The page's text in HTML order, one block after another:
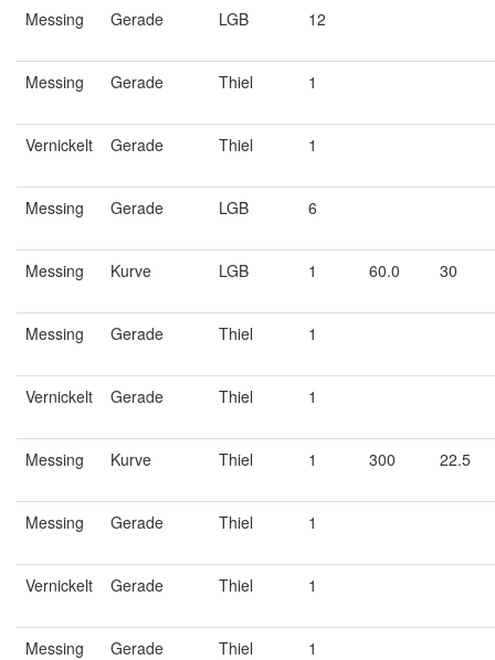
Messing Gerade LGB 12
Messing Gerade Thiel 1
Vernickelt Gerade Thiel 1
Messing Gerade LGB 6
Messing Kurve LGB 1 60.0 30
Messing Gerade Thiel 1
Vernickelt Gerade Thiel 1
Messing Kurve Thiel 1 300 22.5
Messing Gerade Thiel 1
Vernickelt Gerade Thiel 1
Messing Gerade Thiel 1